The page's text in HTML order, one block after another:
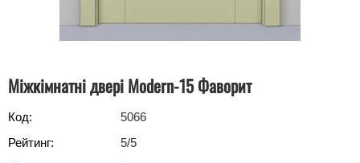
Міжкімнатні двері Modern-15 Фаворит
Код:
5066
Рейтинг:
5/5